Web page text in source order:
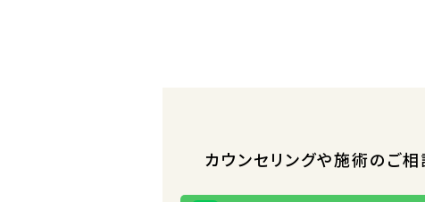
カウンセリングや施術のご相